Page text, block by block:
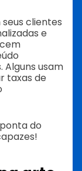
clientes
e
Alguns usam
taxas de
do